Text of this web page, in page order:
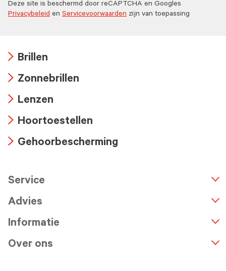
Deze site is beschermd door reCAPTCHA en Googles
Privacybeleid en Servicevoorwaarden zijn van toepassing
icon
Brillen
icon
Zonnebrillen
icon
Lenzen
icon
Hoortoestellen
Gehoorbescherming
Service
Advies
Informatie
Over ons